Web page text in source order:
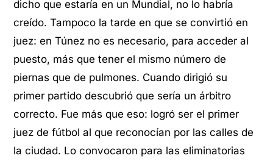
dicho que estaría en un Mundial, no lo habría
creído. Tampoco la tarde en que se convirtió en
juez: en Túnez no es necesario, para acceder al
puesto, más que tener el mismo número de
piernas que de pulmones. Cuando dirigió su
primer partido descubrió que sería un árbitro
correcto. Fue más que eso: logró ser el primer
juez de fútbol al que reconocían por las calles de
la ciudad. Lo convocaron para las eliminatorias